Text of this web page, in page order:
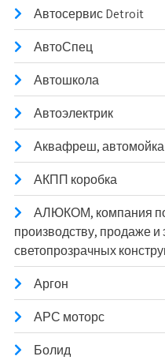
Автосервис Detroit
АвтоСпец
Автошкола
Автоэлектрик
Аквафреш, автомойка
АКПП коробка
АЛЮКОМ, компания
производству, продаже и
светопрозрачных
Аргон
АРС моторс
Болид